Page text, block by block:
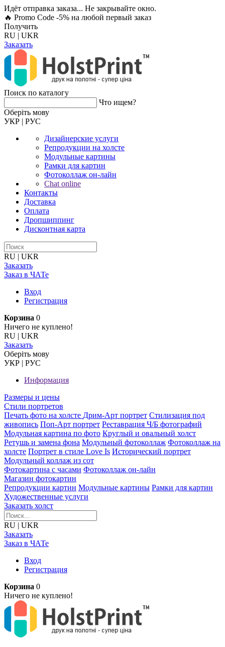
Идёт отправка заказа... Не закрывайте окно.
🔥 Promo Code -5% на любой первый заказ
Получить
RU | UKR
Заказать
Поиск по каталогу
Что ищем?
Оберiть мову
УКР | РУС
Дизайнерские услуги
Репродукции на холсте
Модульные картины
Рамки для картин
Фотоколлаж он-лайн
Chat online
Контакты
Доставка
Оплата
Дропшиппинг
Дисконтная карта
RU | UKR
Заказать
Заказ в ЧАТе
Вход
Регистрация
Корзина 0
Ничего не куплено!
RU | UKR
Заказать
Оберiть мову
УКР | РУС
Информация
Размеры и цены
Стили портретов
Печать фото на холсте Дрим-Арт портрет Стилизация под
живопись Поп-Арт портрет Реставрация Ч/Б фотографий
Модульная картина по фото Круглый и овальный холст
Ретушь и замена фона Модульный фотоколлаж Фотоколлаж на
холсте Портрет в стиле Love Is Исторический портрет
Модульный коллаж из сот
Фотокартина с часами Фотоколлаж он-лайн
Магазин фотокартин
Репродукции картин Модульные картины Рамки для картин
Художественные услуги
Заказать холст
RU | UKR
Заказать
Заказ в ЧАТе
Вход
Регистрация
Корзина 0
Ничего не куплено!